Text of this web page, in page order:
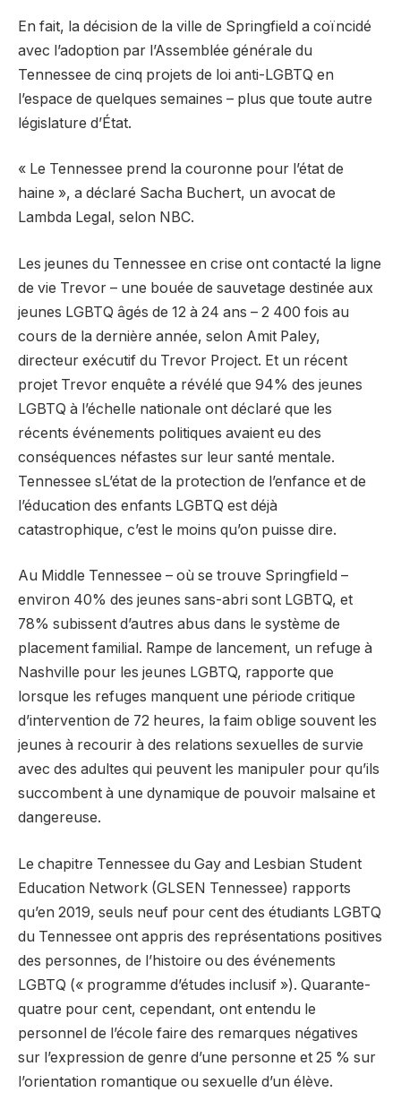
En fait, la décision de la ville de Springfield a coïncidé
avec l’adoption par l’Assemblée générale du
Tennessee de cinq projets de loi anti-LGBTQ en
l’espace de quelques semaines – plus que toute autre
législature d’État.
« Le Tennessee prend la couronne pour l’état de
haine », a déclaré Sacha Buchert, un avocat de
Lambda Legal, selon NBC.
Les jeunes du Tennessee en crise ont contacté la ligne
de vie Trevor – une bouée de sauvetage destinée aux
jeunes LGBTQ âgés de 12 à 24 ans – 2 400 fois au
cours de la dernière année, selon Amit Paley,
directeur exécutif du Trevor Project. Et un récent
projet Trevor enquête a révélé que 94% des jeunes
LGBTQ à l’échelle nationale ont déclaré que les
récents événements politiques avaient eu des
conséquences néfastes sur leur santé mentale.
Tennessee sL’état de la protection de l’enfance et de
l’éducation des enfants LGBTQ est déjà
catastrophique, c’est le moins qu’on puisse dire.
Au Middle Tennessee – où se trouve Springfield –
environ 40% des jeunes sans-abri sont LGBTQ, et
78% subissent d’autres abus dans le système de
placement familial. Rampe de lancement, un refuge à
Nashville pour les jeunes LGBTQ, rapporte que
lorsque les refuges manquent une période critique
d’intervention de 72 heures, la faim oblige souvent les
jeunes à recourir à des relations sexuelles de survie
avec des adultes qui peuvent les manipuler pour qu’ils
succombent à une dynamique de pouvoir malsaine et
dangereuse.
Le chapitre Tennessee du Gay and Lesbian Student
Education Network (GLSEN Tennessee) rapports
qu’en 2019, seuls neuf pour cent des étudiants LGBTQ
du Tennessee ont appris des représentations positives
des personnes, de l’histoire ou des événements
LGBTQ (« programme d’études inclusif »). Quarante-
quatre pour cent, cependant, ont entendu le
personnel de l’école faire des remarques négatives
sur l’expression de genre d’une personne et 25 % sur
l’orientation romantique ou sexuelle d’un élève.